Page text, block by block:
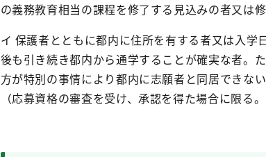
の義務教育相当の課程を修了する見込みの者又は
イ 保護者とともに都内に住所を有する者又は入
後も引き続き都内から通学することが確実な者。
方が特別の事情により都内に志願者と同居できな
（応募資格の審査を受け、承認を得た場合に限る。